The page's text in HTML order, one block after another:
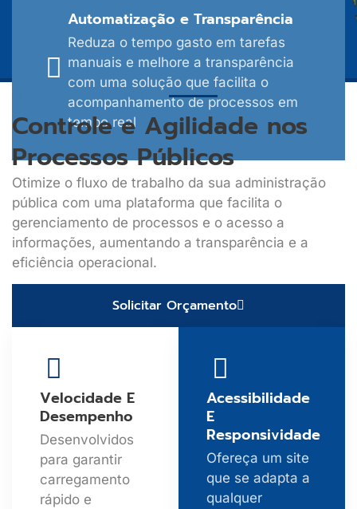
Automatização e Transparência
Reduza o tempo gasto em tarefas
manuais e melhore a transparência
com uma solução que facilita o
acompanhamento de processos em
tempo real
EFICIÊNCIA E AGILIDADE
Controle e Agilidade nos
Processos Públicos
Otimize o fluxo de trabalho da sua administração
pública com uma plataforma que facilita o
gerenciamento de processos e o acesso a
informações, aumentando a transparência e a
eficiência operacional.
Solicitar Orçamento
Velocidade E
Desempenho
Desenvolvidos
para garantir
carregamento
rápido e
Acessibilidade
E
Responsividade
Ofereça um site
que se adapta a
qualquer